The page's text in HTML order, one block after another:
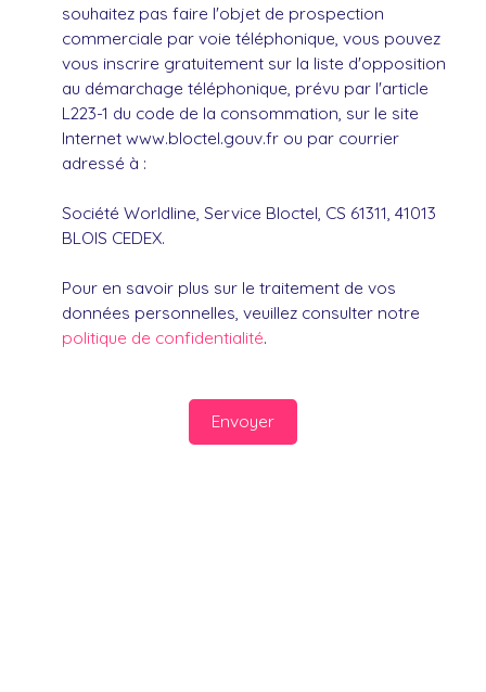
souhaitez pas faire l'objet de prospection
commerciale par voie téléphonique, vous pouvez
vous inscrire gratuitement sur la liste d'opposition
au démarchage téléphonique, prévu par l'article
L223-1 du code de la consommation, sur le site
Internet www.bloctel.gouv.fr ou par courrier
adressé à :
Société Worldline, Service Bloctel, CS 61311, 41013
BLOIS CEDEX.
Pour en savoir plus sur le traitement de vos
données personnelles, veuillez consulter notre
politique de confidentialité.
Envoyer